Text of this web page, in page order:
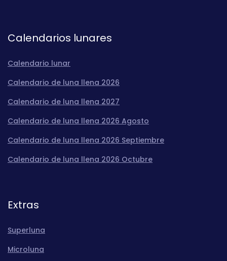
Calendarios lunares
Calendario lunar
Calendario de luna llena 2026
Calendario de luna llena 2027
Calendario de luna llena 2026 Agosto
Calendario de luna llena 2026 Septiembre
Calendario de luna llena 2026 Octubre
Extras
Superluna
Microluna